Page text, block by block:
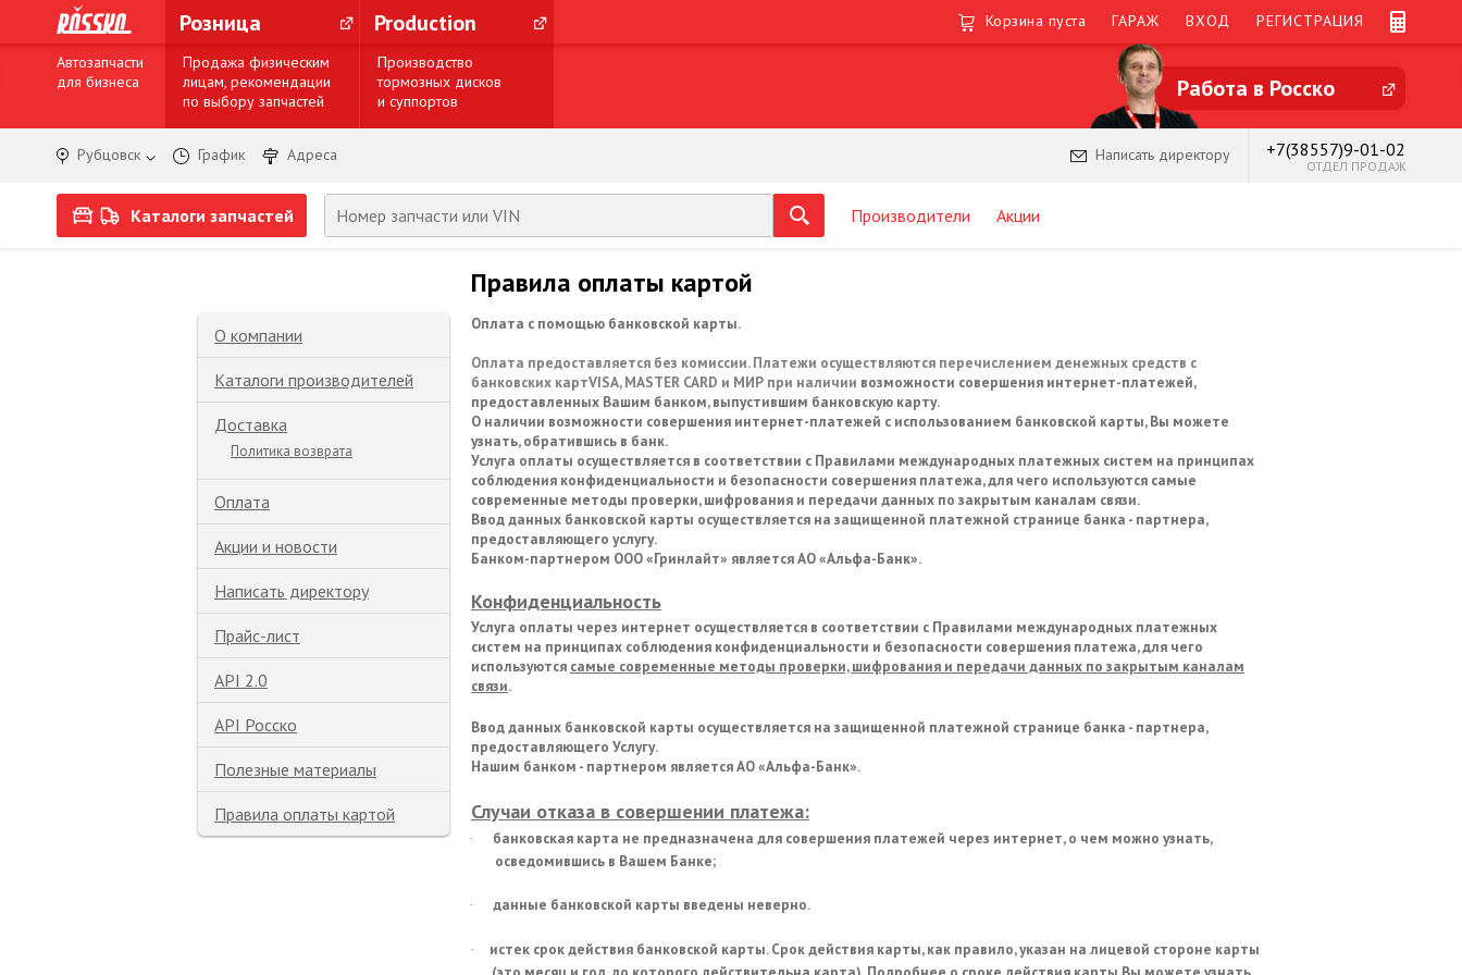
Розница Production Корзина пуста ГАРАЖ ВХОД РЕГИСТРАЦИЯ
Автозапчасти
для бизнеса
Продажа физическим
лицам, рекомендации
по выбору запчастей
Производство
тормозных дисков
и суппортов
Работа в Росско
Рубцовск График Адреса Написать директору +7(38557)9-01-02
ОТДЕЛ ПРОДАЖ
Каталоги запчастей Производители Акции
О компании
Каталоги производителей
Доставка
Политика возврата
Оплата
Акции и новости
Написать директору
Прайс-лист
API 2.0
API Росско
Полезные материалы
Правила оплаты картой
Правила оплаты картой
Оплата с помощью банковской карты.
Оплата предоставляется без комиссии. Платежи осуществляются перечислением денежных средств с
банковских картVISA, MASTER CARD и МИР при наличии возможности совершения интернет-платежей,
предоставленных Вашим банком, выпустившим банковскую карту.
О наличии возможности совершения интернет-платежей с использованием банковской карты, Вы можете
узнать, обратившись в банк.
Услуга оплаты осуществляется в соответствии с Правилами международных платежных систем на принципах
соблюдения конфиденциальности и безопасности совершения платежа, для чего используются самые
современные методы проверки, шифрования и передачи данных по закрытым каналам связи.
Ввод данных банковской карты осуществляется на защищенной платежной странице банка - партнера,
предоставляющего услугу.
Банком-партнером ООО«Гринлайт» является АО «Альфа-Банк».
Конфиденциальность
Услуга оплаты через интернет осуществляется в соответствии с Правилами международных платежных
систем на принципах соблюдения конфиденциальности и безопасности совершения платежа, для чего
используются самые современные методы проверки, шифрования и передачи данных по закрытым каналам
связи.
Ввод данных банковской карты осуществляется на защищенной платежной странице банка - партнера,
предоставляющего Услугу.
Нашим банком - партнером является АО «Альфа-Банк».
Случаи отказа в совершении платежа:
·
банковская карта не предназначена для совершения платежей через интернет, о чем можно узнать,
осведомившись в Вашем Банке;
· данные банковской карты введены неверно.
·
истек срок действия банковской карты. Срок действия карты, как правило, указан на лицевой стороне карты